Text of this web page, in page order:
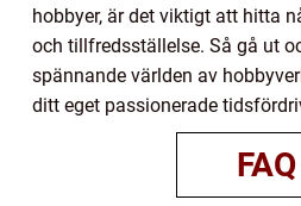
hobbyer, är det viktigt att hitta
och tillfredsställelse. Så gå ut
spännande världen av
ditt eget passionerade
FAQ